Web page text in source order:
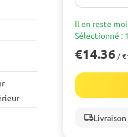
Il en reste
Sélectionné :
€14.36 /